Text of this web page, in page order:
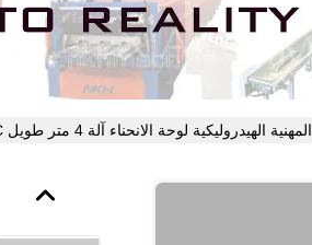
المهنية الهيدروليكية لوحة الانحناء آلة 4 متر طويل CNC الطي / آلة الحز